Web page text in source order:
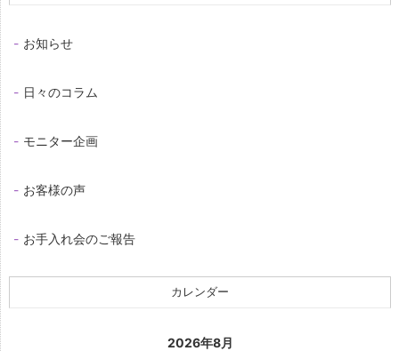
お知らせ
日々のコラム
モニター企画
お客様の声
お手入れ会のご報告
カレンダー
2026年8月